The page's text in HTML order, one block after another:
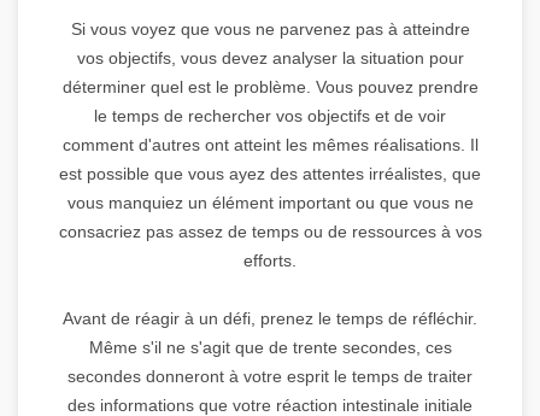
Si vous voyez que vous ne parvenez pas à atteindre
vos objectifs, vous devez analyser la situation pour
déterminer quel est le problème. Vous pouvez prendre
le temps de rechercher vos objectifs et de voir
comment d'autres ont atteint les mêmes réalisations. Il
est possible que vous ayez des attentes irréalistes, que
vous manquiez un élément important ou que vous ne
consacriez pas assez de temps ou de ressources à vos
efforts.
Avant de réagir à un défi, prenez le temps de réfléchir.
Même s'il ne s'agit que de trente secondes, ces
secondes donneront à votre esprit le temps de traiter
des informations que votre réaction intestinale initiale